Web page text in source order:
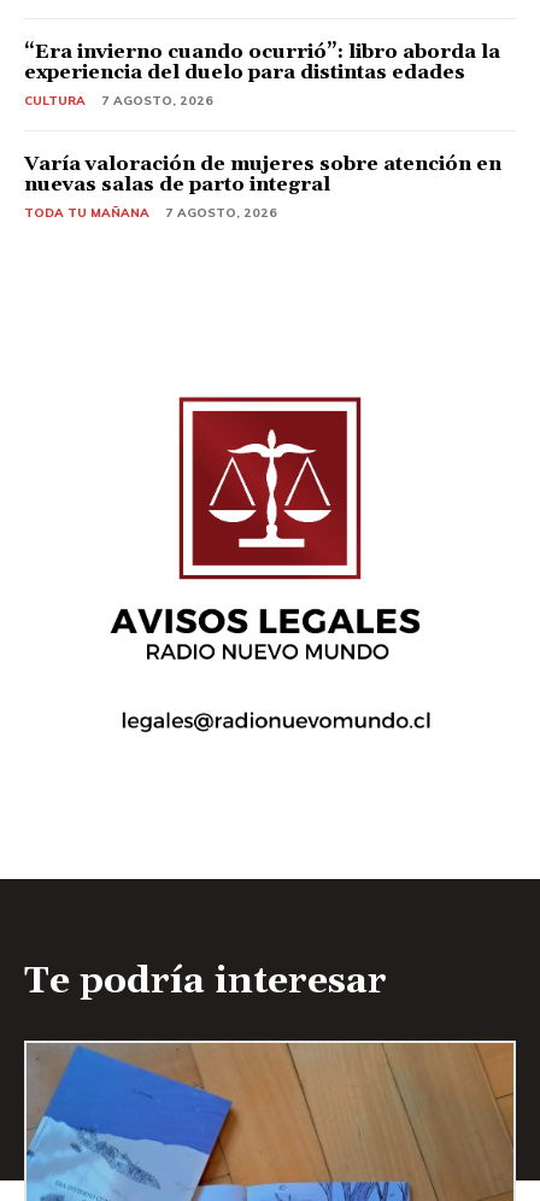
“Era invierno cuando ocurrió”: libro aborda la
experiencia del duelo para distintas edades
CULTURA 7 AGOSTO, 2026
Varía valoración de mujeres sobre atención en
nuevas salas de parto integral
TODA TU MAÑANA 7 AGOSTO, 2026
Te podría interesar